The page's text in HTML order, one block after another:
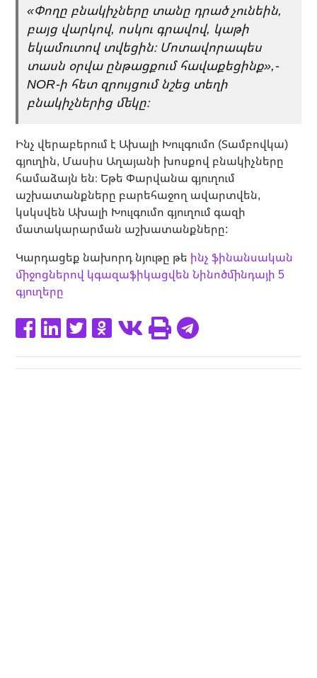
«Փողը բնակիչները տանը դրած չունեին,
բայց վարկով, ոսկու գրավով, կաթի
եկամուտով տվեցին։ Մոտավորապես
տասն օրվա ընթացքում հավաքեցինք»,-
NOR-ի հետ զրույցում նշեց տեղի
բնակիչներից մեկը։
Ինչ վերաբերում է Ախալի Խուլգումո (Տամբովկա)
գյուղին, Մասիս Աղայանի խոսքով բնակիչները
համաձայն են։ Եթե Փարվանա գյուղում
աշխատանքները բարեհաջող ավարտվեն,
կսկսվեն Ախալի Խուլգումո գյուղում գազի
մատակարարման աշխատանքները:
Կարդացեք նախորդ նյութը թե ինչ ֆինանսական
միջոցներով կգազաֆիկացվեն Նինոծմինդայի 5
գյուղերը